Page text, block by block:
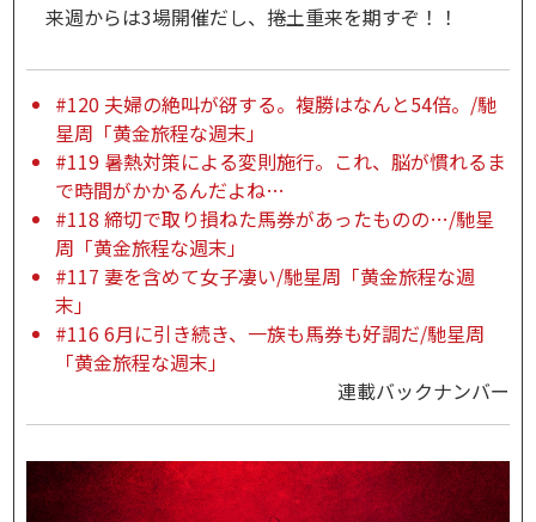
来週からは3場開催だし、捲土重来を期すぞ！！
#120 夫婦の絶叫が谺する。複勝はなんと54倍。/馳
星周「黄金旅程な週末」
#119 暑熱対策による変則施行。これ、脳が慣れるま
で時間がかかるんだよね…
#118 締切で取り損ねた馬券があったものの…/馳星
周「黄金旅程な週末」
#117 妻を含めて女子凄い/馳星周「黄金旅程な週
末」
#116 6月に引き続き、一族も馬券も好調だ/馳星周
「黄金旅程な週末」
連載バックナンバー